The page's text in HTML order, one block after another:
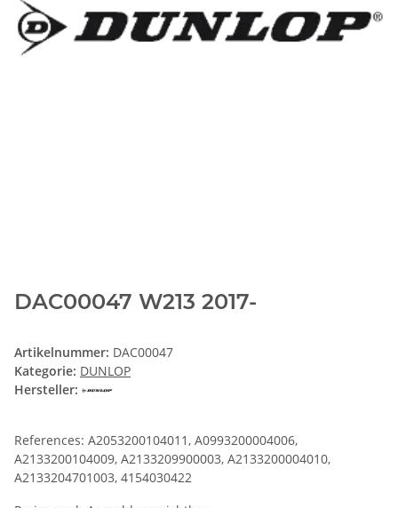
DAC00047 W213 2017-
Artikelnummer: DAC00047
Kategorie: DUNLOP
Hersteller:
References: A2053200104011, A0993200004006,
A2133200104009, A2133209900003, A2133200004010,
A2133204701003, 4154030422